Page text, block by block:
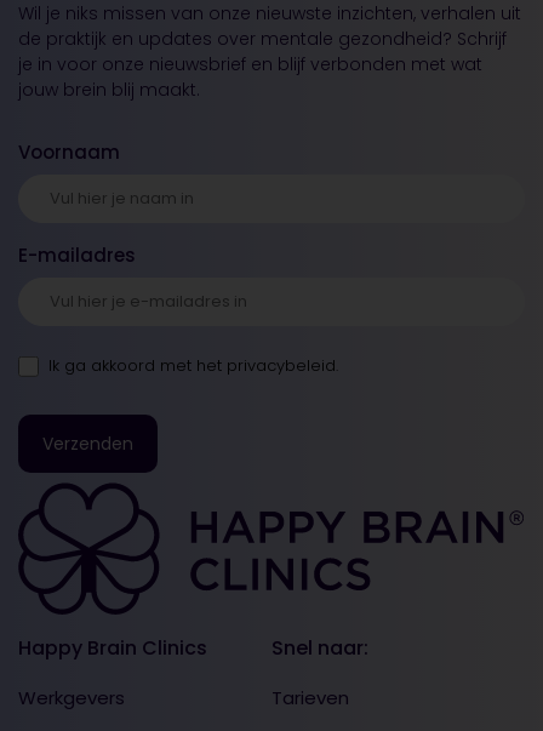
Happy Brain Clinics
Werkgevers
Snel naar:
Tarieven
Wil je niks missen van onze nieuwste inzichten, verhalen uit
de praktijk en updates over mentale gezondheid? Schrijf
je in voor onze nieuwsbrief en blijf verbonden met wat
jouw brein blij maakt.
Voornaam
E-mailadres
Ik ga akkoord met het privacybeleid.